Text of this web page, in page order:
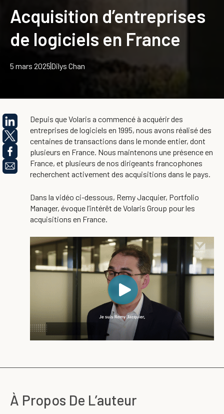
Acquisition d’entreprises
de logiciels en France
5 mars 2025Dilys Chan
Depuis que Volaris a commencé à acquérir des
entreprises de logiciels en 1995, nous avons réalisé des
centaines de transactions dans le monde entier, dont
plusieurs en France. Nous maintenons une présence en
France, et plusieurs de nos dirigeants francophones
recherchent activement des acquisitions dans le pays.
Dans la vidéo ci-dessous, Remy Jacquier, Portfolio
Manager, évoque l’intérêt de Volaris Group pour les
acquisitions en France.
À Propos De L’auteur